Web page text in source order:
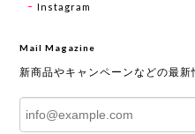
Instagram
Mail Magazine
新商品やキャンペーンなどの最新